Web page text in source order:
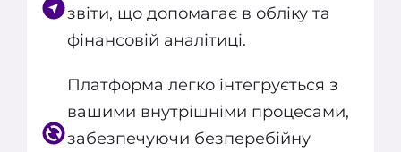
звіти, що допомагає в обліку та
фінансовій аналітиці.
Платформа легко інтегрується з
вашими внутрішніми процесами,
забезпечуючи безперебійну